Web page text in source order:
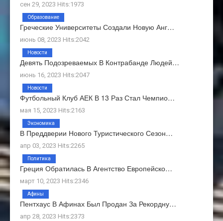
сен 29, 2023 Hits:1973
Греческие Университеты Создали Новую Анг…
июнь 08, 2023 Hits:2042
Образование
Девять Подозреваемых В Контрабанде Людей…
июнь 16, 2023 Hits:2047
Новости
Футбольный Клуб АЕК В 13 Раз Стал Чемпио…
мая 15, 2023 Hits:2163
Новости
В Преддверии Нового Туристического Сезон…
апр 03, 2023 Hits:2265
Экономика
Греция Обратилась В Агентство Европейско…
март 10, 2023 Hits:2346
Политика
Пентхаус В Афинах Был Продан За Рекордну…
апр 28, 2023 Hits:2373
Афины